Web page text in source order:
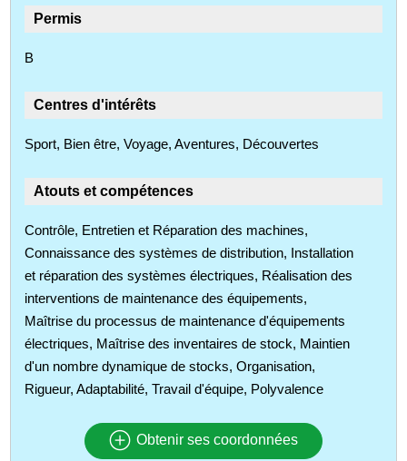
Permis
B
Centres d'intérêts
Sport, Bien être, Voyage, Aventures, Découvertes
Atouts et compétences
Contrôle, Entretien et Réparation des machines,
Connaissance des systèmes de distribution, Installation
et réparation des systèmes électriques, Réalisation des
interventions de maintenance des équipements,
Maîtrise du processus de maintenance d'équipements
électriques, Maîtrise des inventaires de stock, Maintien
d'un nombre dynamique de stocks, Organisation,
Rigueur, Adaptabilité, Travail d'équipe, Polyvalence
Obtenir ses coordonnées